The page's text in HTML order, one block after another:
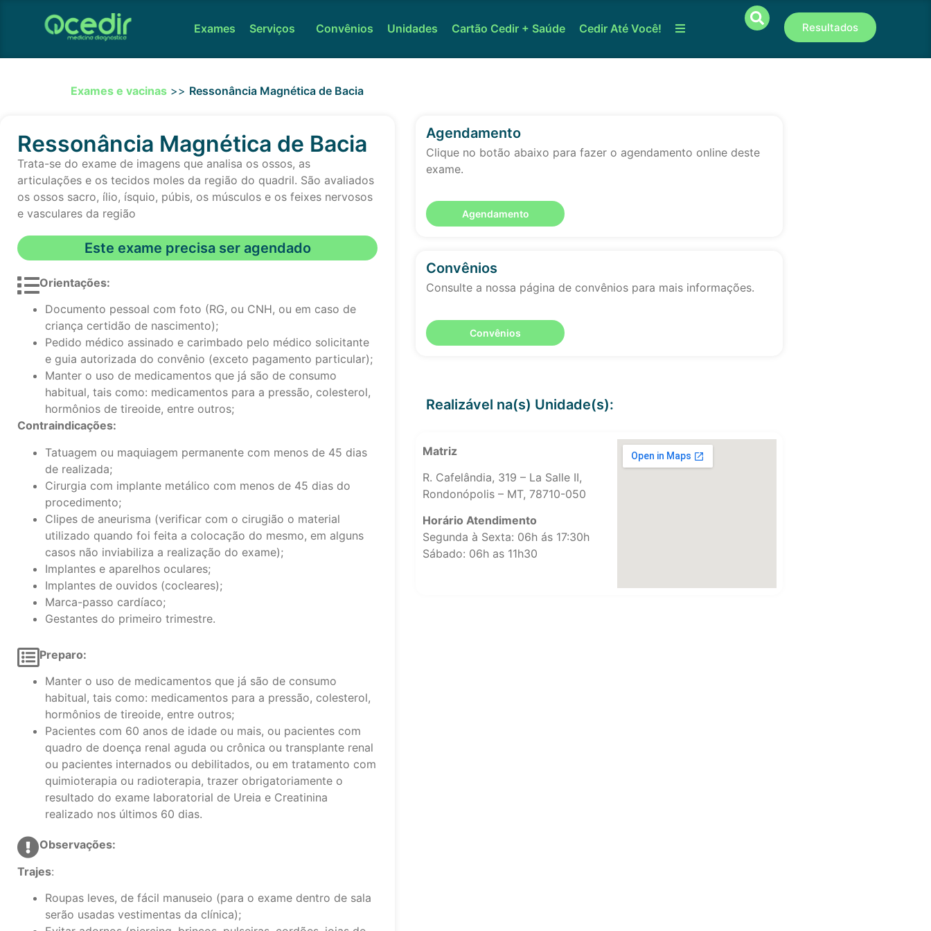
Exames Serviços Convênios Unidades Cartão Cedir + Saúde Cedir Até Você! Resultados
Exames e vacinas >> Ressonância Magnética de Bacia
Ressonância Magnética de Bacia
Trata-se do exame de imagens que analisa os ossos, as
articulações e os tecidos moles da região do quadril. São avaliados
os ossos sacro, ílio, ísquio, púbis, os músculos e os feixes nervosos
e vasculares da região
Este exame precisa ser agendado
Orientações:
Documento pessoal com foto (RG, ou CNH, ou em caso de
criança certidão de nascimento);
Pedido médico assinado e carimbado pelo médico solicitante
e guia autorizada do convênio (exceto pagamento particular);
Manter o uso de medicamentos que já são de consumo
habitual, tais como: medicamentos para a pressão, colesterol,
hormônios de tireoide, entre outros;
Contraindicações:
Tatuagem ou maquiagem permanente com menos de 45 dias
de realizada;
Cirurgia com implante metálico com menos de 45 dias do
procedimento;
Clipes de aneurisma (verificar com o cirugião o material
utilizado quando foi feita a colocação do mesmo, em alguns
casos não inviabiliza a realização do exame);
Implantes e aparelhos oculares;
Implantes de ouvidos (cocleares);
Marca-passo cardíaco;
Gestantes do primeiro trimestre.
Preparo:
Manter o uso de medicamentos que já são de consumo
habitual, tais como: medicamentos para a pressão, colesterol,
hormônios de tireoide, entre outros;
Pacientes com 60 anos de idade ou mais, ou pacientes com
quadro de doença renal aguda ou crônica ou transplante renal
ou pacientes internados ou debilitados, ou em tratamento com
quimioterapia ou radioterapia, trazer obrigatoriamente o
resultado do exame laboratorial de Ureia e Creatinina
realizado nos últimos 60 dias.
Observações:
Trajes:
Roupas leves, de fácil manuseio (para o exame dentro de sala
serão usadas vestimentas da clínica);
Agendamento
Clique no botão abaixo para fazer o agendamento online deste
exame.
Agendamento
Convênios
Consulte a nossa página de convênios para mais informações.
Convênios
Realizável na(s) Unidade(s):
Matriz
R. Cafelândia, 319 – La Salle II,
Rondonópolis – MT, 78710-050
Horário Atendimento
Segunda à Sexta: 06h ás 17:30h
Sábado: 06h as 11h30